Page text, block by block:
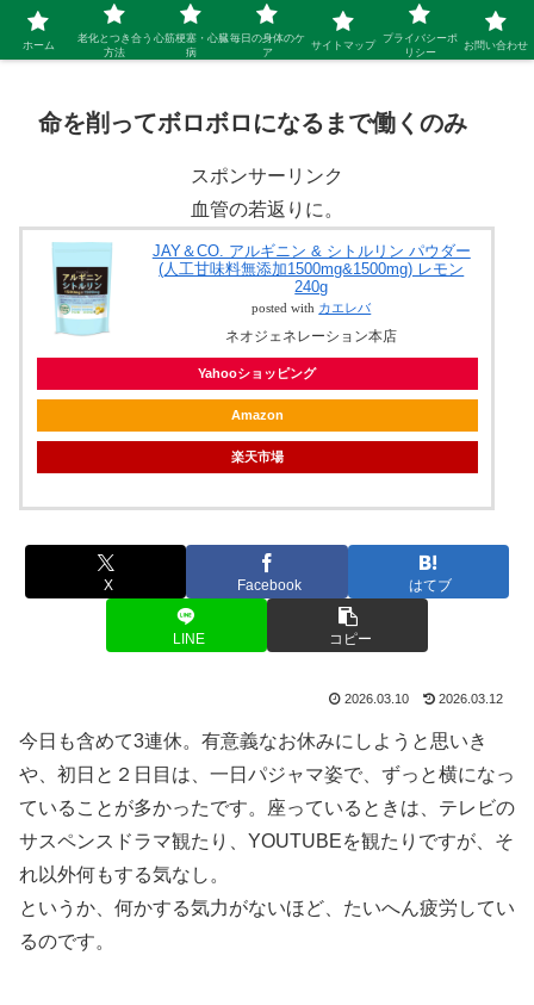
シニア 新しい人生を開拓するブログ
命を削ってボロボロになるまで働くのみ
スポンサーリンク
血管の若返りに。
JAY＆CO. アルギニン & シトルリン パウダー
(人工甘味料無添加1500mg&1500mg) レモン
240g
posted with カエレバ
ネオジェネレーション本店
Yahooショッピング
Amazon
楽天市場
X Facebook はてブ
LINE コピー
2026.03.10 2026.03.12
今日も含めて3連休。有意義なお休みにしようと思いき
や、初日と２日目は、一日パジャマ姿で、ずっと横になっ
ていることが多かったです。座っているときは、テレビの
サスペンスドラマ観たり、YOUTUBEを観たりですが、そ
れ以外何もする気なし。
というか、何かする気力がないほど、たいへん疲労してい
るのです。
ホーム
老化とつき合う
方法
心筋梗塞・心臓
病
毎日の身体のケ
ア
サイトマップ
プライバシーポ
リシー
お問い合わせ